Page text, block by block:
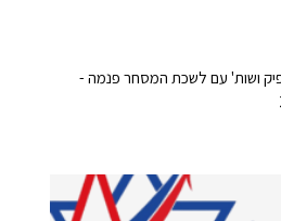
ושות' עם לשכת המסחר פנמה -